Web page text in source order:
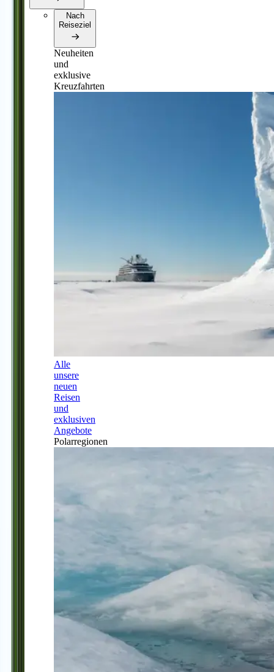
Nach
Reiseziel
Neuheiten
und
exklusive
Kreuzfahrten
Alle
unsere
neuen
Reisen
und
exklusiven
Angebote
Polarregionen